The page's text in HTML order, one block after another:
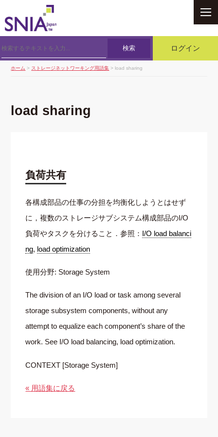
検索 ログイン
ホーム > ストレージネットワーキング用語集 > load sharing
load sharing
負荷共有
各構成部品の仕事の分担を均衡化しようとはせず
に，複数のストレージサブシステム構成部品のI/O
負荷やタスクを分けること．参照： I/O load balanci
ng, load optimization
使用分野: Storage System
The division of an I/O load or task among several
storage subsystem components, without any
attempt to equalize each component’s share of the
work. See I/O load balancing, load optimization.
CONTEXT [Storage System]
« 用語集に戻る